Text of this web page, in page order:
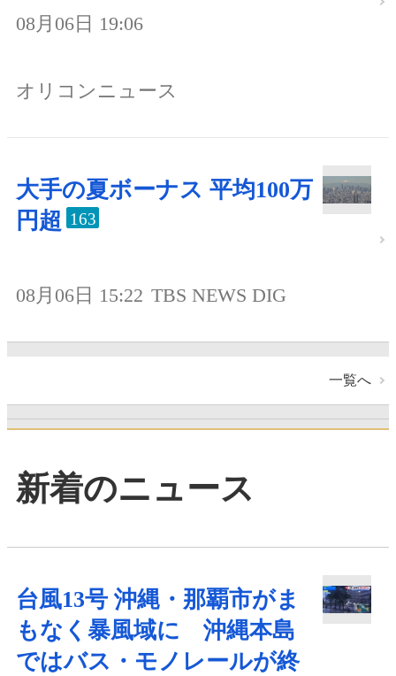
08月06日 19:06
オリコンニュース
大手の夏ボーナス 平均100万
円超 163
08月06日 15:22 TBS NEWS DIG
一覧へ
新着のニュース
台風13号 沖縄・那覇市がま
もなく暴風域に 沖縄本島
ではバス・モノレールが終